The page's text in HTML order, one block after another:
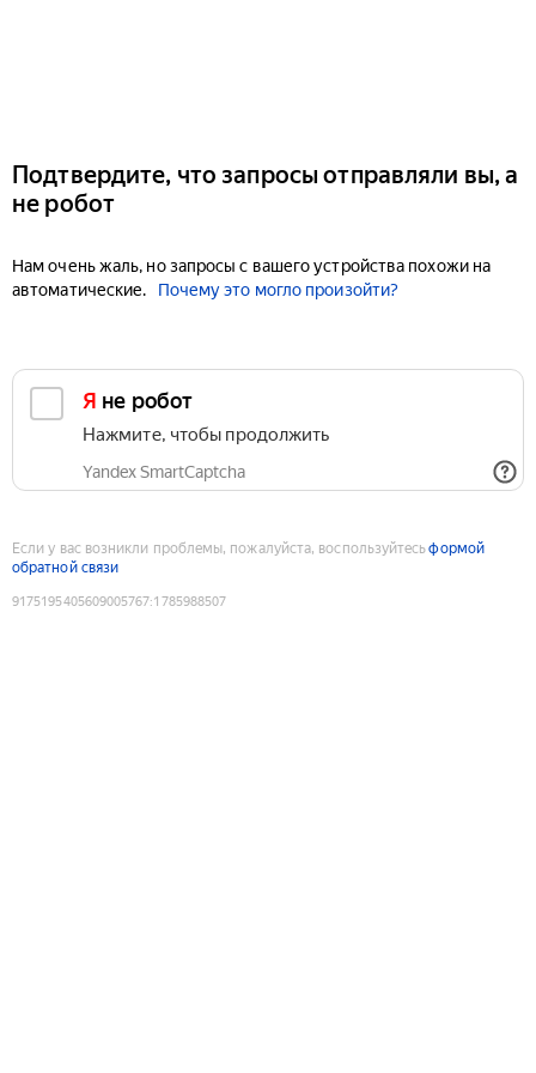
Подтвердите, что запросы отправляли вы, а
не робот
Нам очень жаль, но запросы с вашего устройства похожи на
автоматические.
Почему это могло произойти?
Я не робот
Нажмите, чтобы продолжить
Yandex SmartCaptcha
Если у вас возникли проблемы, пожалуйста, воспользуйтесьформой
обратной связи
9175195405609005767:1785988507